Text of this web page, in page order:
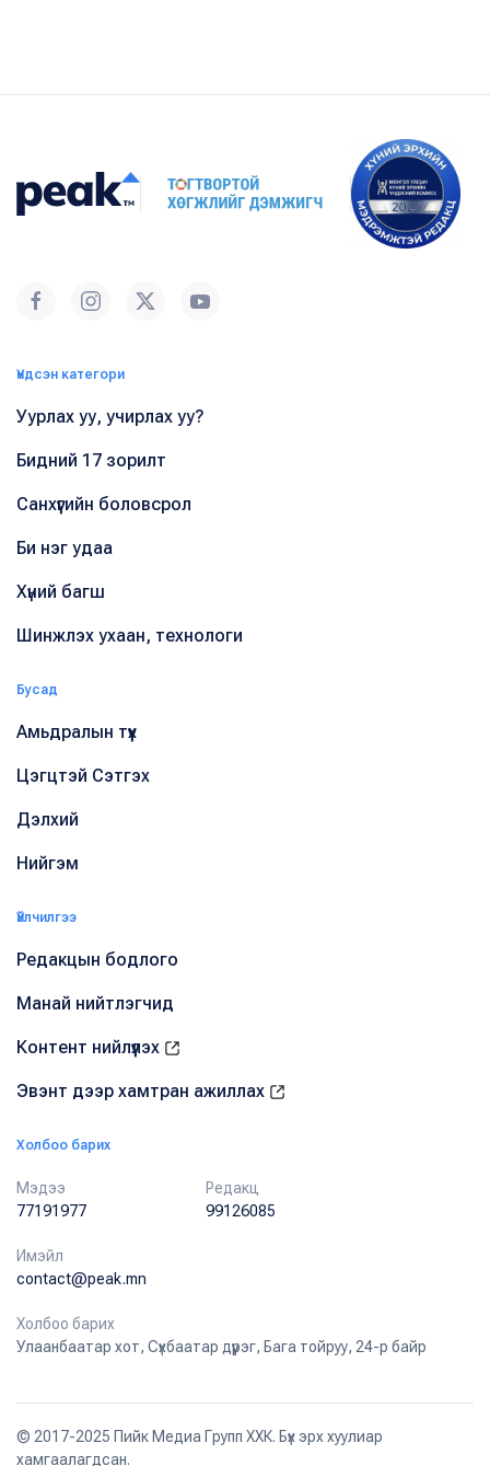
Үндсэн категори
Уурлах уу, учирлах уу?
Бидний 17 зорилт
Санхүүгийн боловсрол
Би нэг удаа
Хүний багш
Шинжлэх ухаан, технологи
Бусад
Амьдралын түүх
Цэгцтэй Сэтгэх
Дэлхий
Нийгэм
Үйлчилгээ
Редакцын бодлого
Манай нийтлэгчид
Контент нийлүүлэх
Эвэнт дээр хамтран ажиллах
Холбоо барих
Мэдээ
77191977
Редакц
99126085
Имэйл
contact@peak.mn
Холбоо барих
Улаанбаатар хот, Сүхбаатар дүүрэг, Бага тойруу, 24-р байр
© 2017-2025 Пийк Медиа Групп ХХК. Бүх эрх хуулиар
хамгаалагдсан.